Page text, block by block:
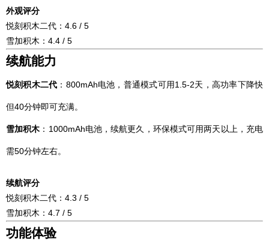
外观评分
悦刻积木二代：4.6 / 5
雪加积木：4.4 / 5
续航能力
悦刻积木二代 ：800mAh电池，普通模式可用1.5-2天，高功率下降快
但40分钟即可充满。
雪加积木 ：1000mAh电池，续航更久，环保模式可用两天以上，充电
需50分钟左右。
续航评分
悦刻积木二代：4.3 / 5
雪加积木：4.7 / 5
功能体验